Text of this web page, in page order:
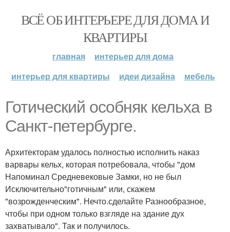
ВСЁ ОБ ИНТЕРЬЕРЕ ДЛЯ ДОМА И
КВАРТИРЫ
главная
интерьер для дома
интерьер для квартиры
идеи дизайна мебель
Готический особняк кельха в
Санкт-петербурге.
Архитекторам удалось полностью исполнить наказ
варвары кельх, которая потребовала, чтобы "дом
Напоминал Средневековые Замки, но не был
Исключительно"готичным" или, скажем
"возрожденческим". Нечто.сделайте Разнообразное,
чтобы при одном только взгляде на здание дух
захватывало". Так и получилось.